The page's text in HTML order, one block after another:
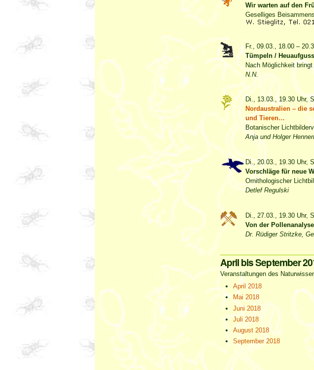
Wir warten auf den
Geselliges
Fr., 09.03., 18.00 –
Tümpeln / Heuaufguss
Nach Möglichkeit
N.N.
Di., 13.03., 19.30 Uhr,
Nordaustralien – die
und Tieren…
Botanischer
Anja und Holger
Di., 20.03., 19.30 Uhr,
Vorschläge für neue
Ornithologischer
Detlef Regulski
Di., 27.03., 19.30 Uhr,
Von der
Dr. Rüdiger Stritzke,
April bis September
Veranstaltungen des
April 2018
Mai 2018
Juni 2018
Juli 2018
August 2018
September 2018